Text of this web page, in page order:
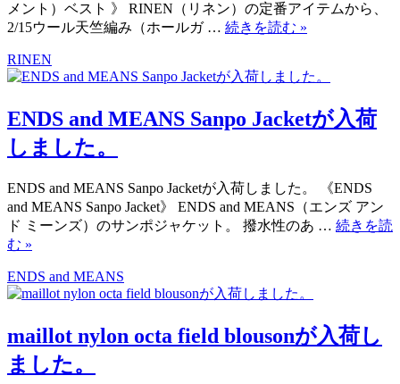
メント）ベスト 》 RINEN（リネン）の定番アイテムから、
2/15ウール天竺編み（ホールガ … 続きを読む »
RINEN
ENDS and MEANS Sanpo Jacketが入荷
しました。
ENDS and MEANS Sanpo Jacketが入荷しました。 《ENDS
and MEANS Sanpo Jacket》 ENDS and MEANS（エンズ アン
ド ミーンズ）のサンポジャケット。 撥水性のあ … 続きを読
む »
ENDS and MEANS
maillot nylon octa field blousonが入荷し
ました。